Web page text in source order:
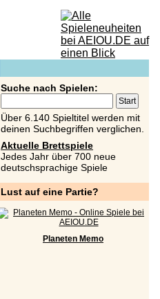
Suche nach Spielen:
Über 6.140 Spieltitel werden mit
deinen Suchbegriffen verglichen.
Aktuelle Brettspiele
Jedes Jahr über 700 neue
deutschsprachige Spiele
Lust auf eine Partie?
Planeten Memo